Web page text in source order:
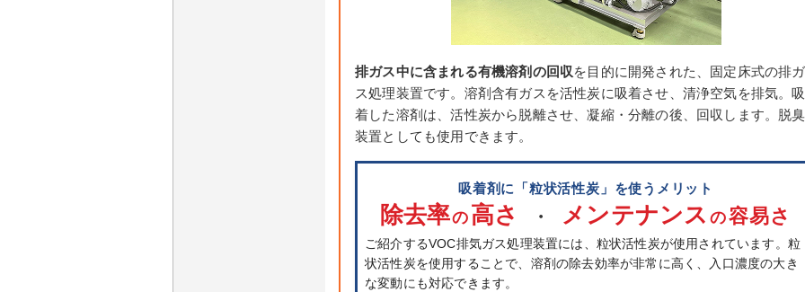
排ガス中に含まれる有機溶剤の回収を目的に開発された、固定床式の排ガ
ス処理装置です。溶剤含有ガスを活性炭に吸着させ、清浄空気を排気。吸
着した溶剤は、活性炭から脱離させ、凝縮・分離の後、回収します。脱臭
装置としても使用できます。
吸着剤に「粒状活性炭」を使うメリット
除去率の 高さ ・ メンテナンス の容易さ
ご紹介するVOC排気ガス処理装置には、粒状活性炭が使用されています。粒
状活性炭を使用することで、溶剤の除去効率が非常に高く、入口濃度の大き
な変動にも対応できます。